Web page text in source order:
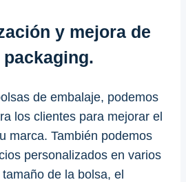
y mejora de
de embalaje, podemos
los clientes para mejorar el
marca. También podemos
personalizados en varios
de la bolsa, el